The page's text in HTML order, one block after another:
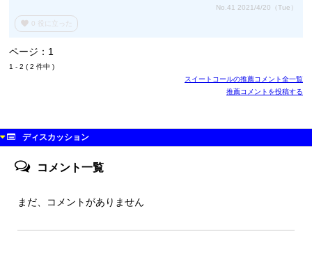
No.41 2021/4/20（Tue）
favorite 0 役に立った
ページ：1
1 - 2 ( 2 件中 )
スイートコールの推薦コメント全一覧
推薦コメントを投稿する
ディスカッション
コメント一覧
まだ、コメントがありません